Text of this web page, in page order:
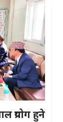
प्रयोग हुने